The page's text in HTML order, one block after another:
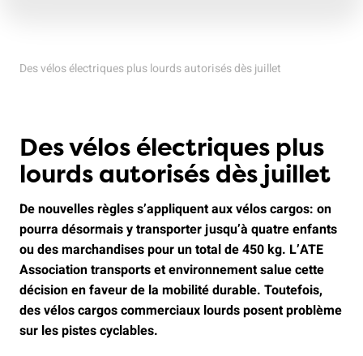
Des vélos électriques plus lourds autorisés dès juillet
Des vélos électriques plus
lourds autorisés dès juillet
De nouvelles règles s’appliquent aux vélos cargos: on
pourra désormais y transporter jusqu’à quatre enfants
ou des marchandises pour un total de 450 kg. L’ATE
Association transports et environnement salue cette
décision en faveur de la mobilité durable. Toutefois,
des vélos cargos commerciaux lourds posent problème
sur les pistes cyclables.